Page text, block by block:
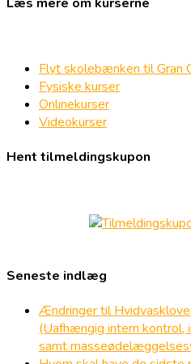
Flyt skolebænken til Gran
Fysiske kurser
Onlinekurser
Videokurser
Hent tilmeldingskupon
Seneste indlæg
Ændringer til
(Uafhængig intern kontrol,
samt